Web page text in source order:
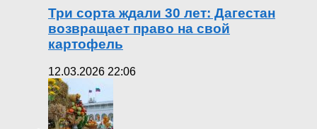
Три сорта ждали 30 лет: Дагестан
возвращает право на свой
картофель
12.03.2026 22:06